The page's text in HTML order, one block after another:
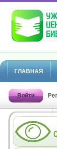
ГЛАВНАЯ
Войти